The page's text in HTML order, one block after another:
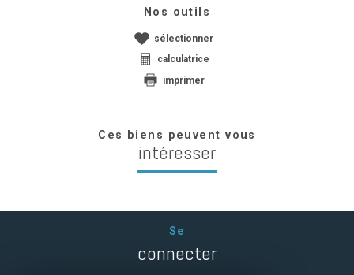
Nos outils
sélectionner
calculatrice
imprimer
Ces biens peuvent vous
intéresser
Se
connecter